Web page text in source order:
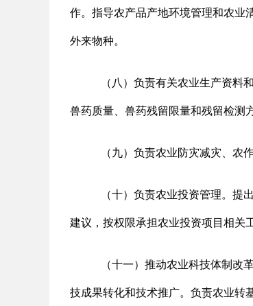
作。指导农产品产地环境管理和农业
外来物种。
（八）负责有关农业生产资
兽药质量、兽药残留限量和残留检测
（九）负责农业防灾减灾、农
（十）负责农业投资管理。
建议，按权限承担农业投资项目相关
（十一）推动农业科技体制
技成果转化和技术推广。负责农业转